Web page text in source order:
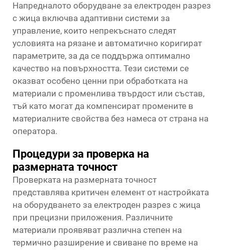
Напредналото оборудване за електроден разрез
с жица включва адаптивни системи за
управление, които непрекъснато следят
условията на рязане и автоматично коригират
параметрите, за да се поддържа оптимално
качество на повърхността. Тези системи се
оказват особено ценни при обработката на
материали с променлива твърдост или състав,
тъй като могат да компенсират промените в
материалните свойства без намеса от страна на
оператора.
Процедури за проверка на
размерната точност
Проверката на размерната точност
представлява критичен елемент от настройката
на оборудването за електроден разрез с жица
при прецизни приложения. Различните
материали проявяват различна степен на
термично разширение и свиване по време на